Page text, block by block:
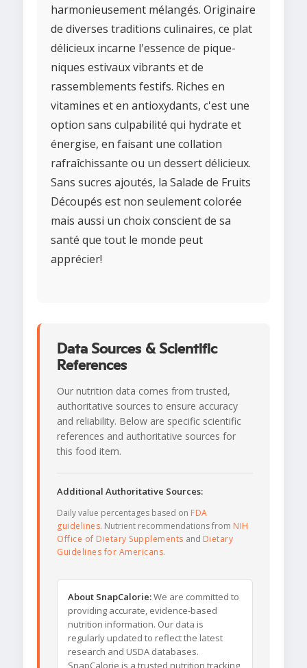
harmonieusement mélangés. Originaire
de diverses traditions culinaires, ce plat
délicieux incarne l'essence de pique-
niques estivaux vibrants et de
rassemblements festifs. Riches en
vitamines et en antioxydants, c'est une
option sans culpabilité qui hydrate et
énergise, en faisant une collation
rafraîchissante ou un dessert délicieux.
Sans sucres ajoutés, la Salade de Fruits
Découpés est non seulement colorée
mais aussi un choix conscient de sa
santé que tout le monde peut
apprécier!
Data Sources & Scientific
References
Our nutrition data comes from trusted,
authoritative sources to ensure accuracy
and reliability. Below are specific scientific
references and authoritative sources for
this food item.
Additional Authoritative Sources:
Daily value percentages based on FDA
guidelines. Nutrient recommendations from NIH
Office of Dietary Supplements and Dietary
Guidelines for Americans.
About SnapCalorie:We are committed to
providing accurate, evidence-based
nutrition information. Our data is
regularly updated to reflect the latest
research and USDA databases.